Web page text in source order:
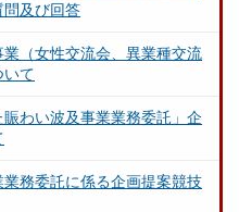
問及び回答
（女性交流会、異業種交流
いて
賑わい波及事業業務委託」企
務委託に係る企画提案競技